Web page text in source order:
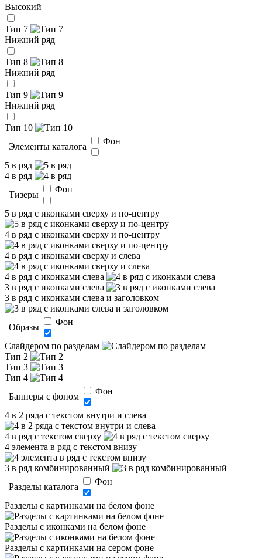
Высокий
Тип 7
Нижний ряд
Тип 8
Нижний ряд
Тип 9
Нижний ряд
Тип 10
Элементы каталога
Фон
5 в ряд
4 в ряд
Тизеры
Фон
5 в ряд с иконками сверху и по-центру
4 в ряд с иконками сверху и по-центру
4 в ряд с иконками сверху и слева
4 в ряд с иконками слева
3 в ряд с иконками слева
3 в ряд с иконками слева и заголовком
Образы
Фон
Слайдером по разделам
Тип 2
Тип 3
Тип 4
Баннеры с фоном
Фон
4 в 2 ряда с текстом внутри и слева
4 в ряд с текстом сверху
4 элемента в ряд с текстом внизу
3 в ряд комбинированный
Разделы каталога
Фон
Разделы с картинками на белом фоне
Разделы с иконками на белом фоне
Разделы с картинками на сером фоне